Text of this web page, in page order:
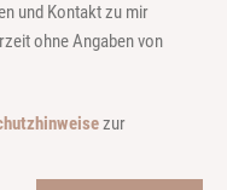
und Kontakt zu mir
ohne Angaben von
zur